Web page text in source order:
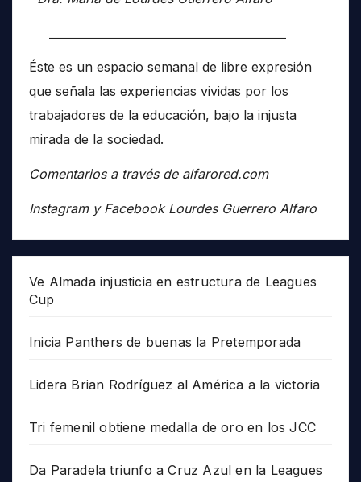
Éste es un espacio semanal de libre expresión
que señala las experiencias vividas por los
trabajadores de la educación, bajo la injusta
mirada de la sociedad.
Comentarios a través de alfarored.com
Instagram y Facebook Lourdes Guerrero Alfaro
Ve Almada injusticia en estructura de Leagues
Cup
Inicia Panthers de buenas la Pretemporada
Lidera Brian Rodríguez al América a la victoria
Tri femenil obtiene medalla de oro en los JCC
Da Paradela triunfo a Cruz Azul en la Leagues